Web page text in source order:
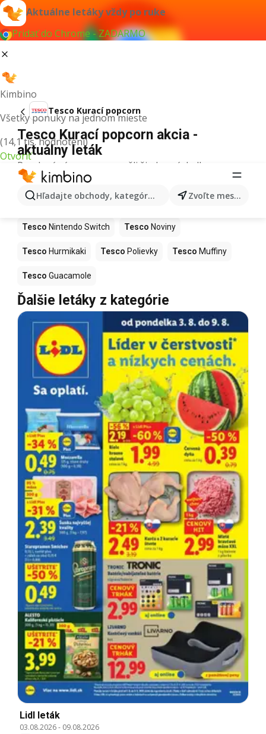
Aktuálne letáky vždy po ruke
Pridať do Chrome - ZADARMO
Kimbino
Všetky ponuky na jednom mieste
(14,1 tis. hodnotení)
Otvoriť
Hľadajte obchody, kategórie, produkty... Zvoľte mesto
Tesco Kurací popcorn
Tesco Kurací popcorn akcia -
aktuálny leták
Pre daný výraz sme nenašli žiadne výsledky.
Ďalšie produkty v obchodoch Tesco
Tesco Kapor Tesco Ashwagandha
Tesco Nintendo Switch Tesco Noviny
Tesco Hurmikaki Tesco Polievky Tesco Muffiny
Tesco Guacamole
Ďalšie letáky z kategórie
Lidl leták
03.08.2026- 09.08.2026